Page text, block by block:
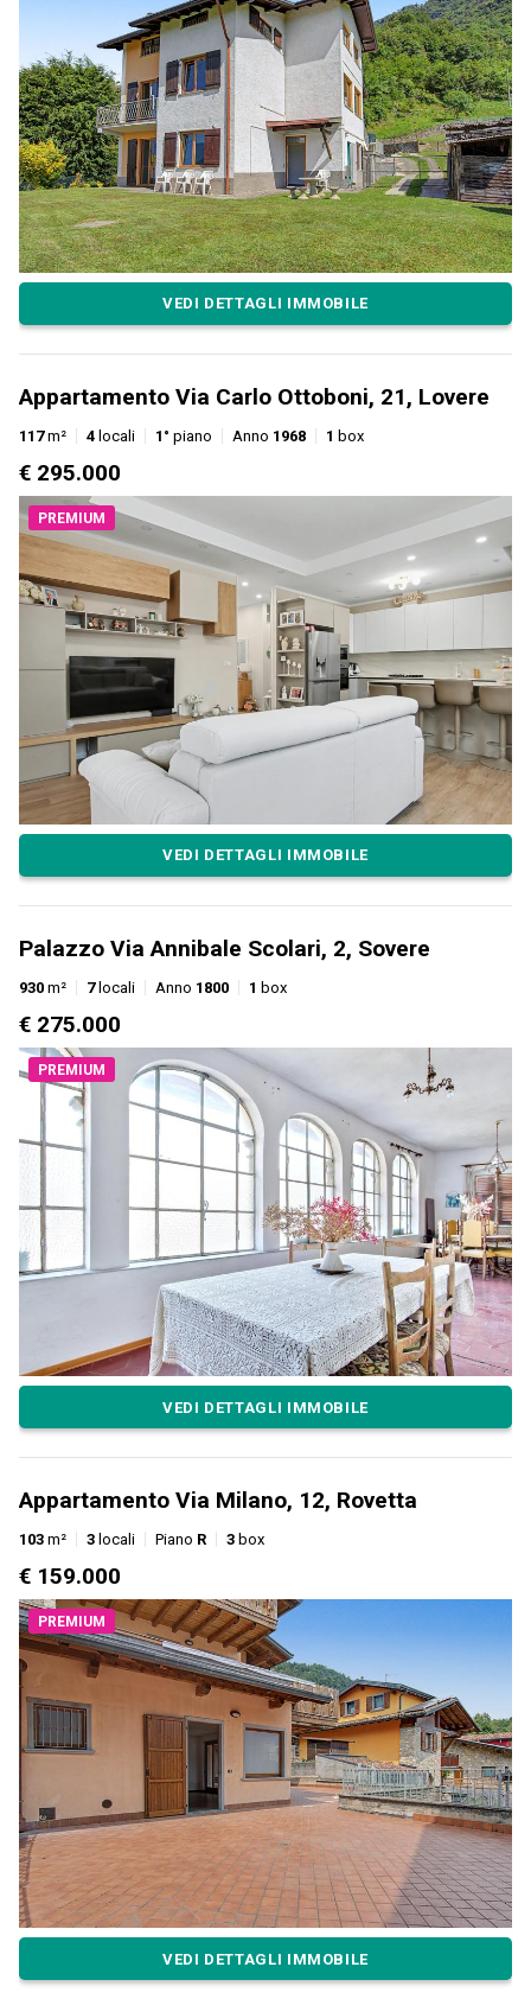
VEDI DETTAGLI IMMOBILE
Appartamento Via Carlo Ottoboni, 21, Lovere
117m² 4 locali 1° piano Anno 1968 1 box
€ 295.000
PREMIUM
VEDI DETTAGLI IMMOBILE
Palazzo Via Annibale Scolari, 2, Sovere
930 m² 7locali Anno 1800 1 box
€ 275.000
PREMIUM
VEDI DETTAGLI IMMOBILE
Appartamento Via Milano, 12, Rovetta
103 m² 3 locali Piano R 3 box
€ 159.000
PREMIUM
VEDI DETTAGLI IMMOBILE